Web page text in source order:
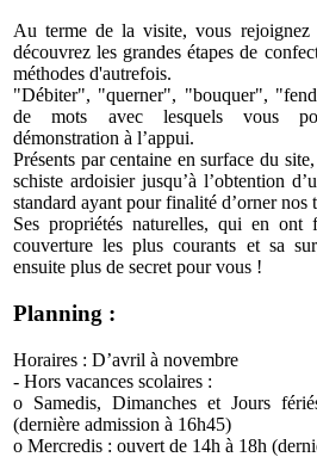
Au terme de la visite, vous
découvrez les grandes étapes de
méthodes d'autrefois.
"Débiter", "querner", "bouquer",
de mots avec lesquels vous
démonstration à l’appui.
Présents par centaine en surface du
schiste ardoisier jusqu’à l’obtention
standard ayant pour finalité d’orner nos
Ses propriétés naturelles, qui en ont
couverture les plus courants et sa
ensuite plus de secret pour vous !
Planning :
Horaires : D’avril à novembre
- Hors vacances scolaires :
o Samedis, Dimanches et Jours
(dernière admission à 16h45)
o Mercredis : ouvert de 14h à 18h